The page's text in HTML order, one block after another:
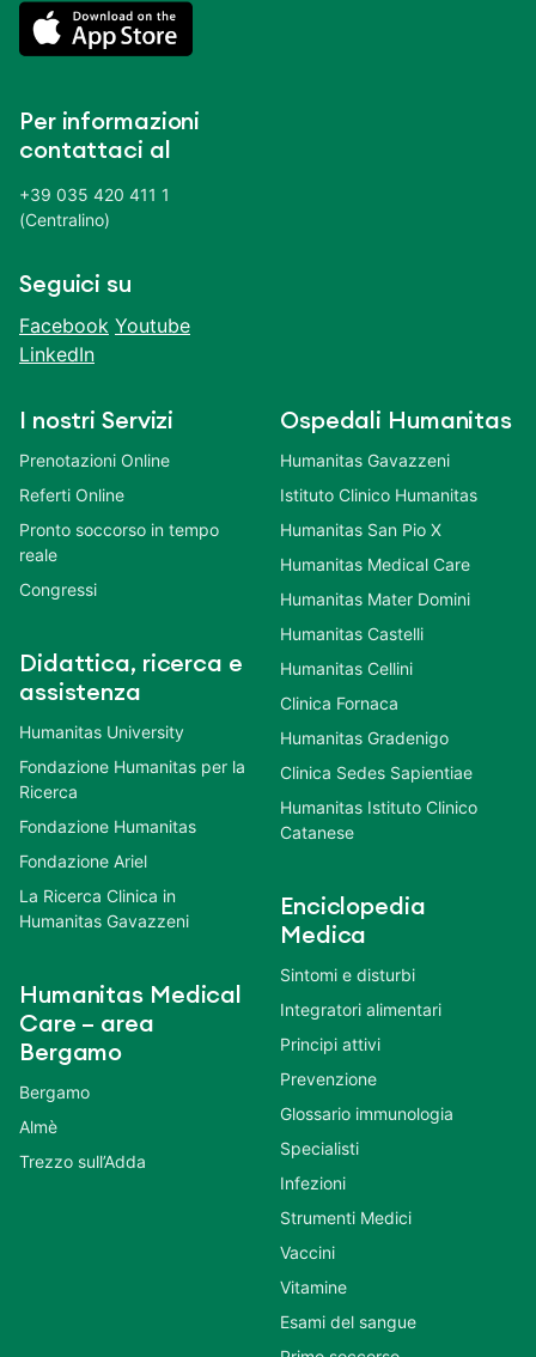
Per informazioni
contattaci al
+39 035 420 411 1
(Centralino)
Seguici su
Facebook Youtube
LinkedIn
I nostri Servizi
Prenotazioni Online
Referti Online
Pronto soccorso in tempo
reale
Congressi
Didattica, ricerca e
assistenza
Humanitas University
Fondazione Humanitas per la
Ricerca
Fondazione Humanitas
Fondazione Ariel
La Ricerca Clinica in
Humanitas Gavazzeni
Humanitas Medical
Care – area
Bergamo
Bergamo
Almè
Trezzo sull’Adda
Ospedali Humanitas
Humanitas Gavazzeni
Istituto Clinico Humanitas
Humanitas San Pio X
Humanitas Medical Care
Humanitas Mater Domini
Humanitas Castelli
Humanitas Cellini
Clinica Fornaca
Humanitas Gradenigo
Clinica Sedes Sapientiae
Humanitas Istituto Clinico
Catanese
Enciclopedia
Medica
Sintomi e disturbi
Integratori alimentari
Principi attivi
Prevenzione
Glossario immunologia
Specialisti
Infezioni
Strumenti Medici
Vaccini
Vitamine
Esami del sangue